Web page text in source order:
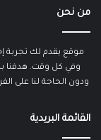
من نحن
موقع يقدم لك تجربة
وفي كل وقت. هدفنا
ودون الحاجة لنا على
القائمة البريدية